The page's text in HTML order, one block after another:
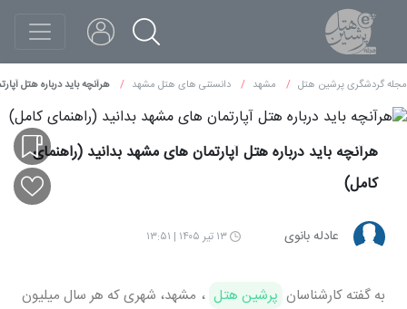
مجله گردشگری پرشین هتل مشهد دانستنی های هتل مشهد هرآنچه باید درباره هتل
هرآنچه باید درباره هتل آپارتمان های مشهد بدانید (راهنمای
کامل)
عادله بانوی ۱۳ تیر ۱۴۰۵ | ۱۳:۵۱
به گفته کارشناسان پرشین هتل ، مشهد، شهری که هر سال میلیون